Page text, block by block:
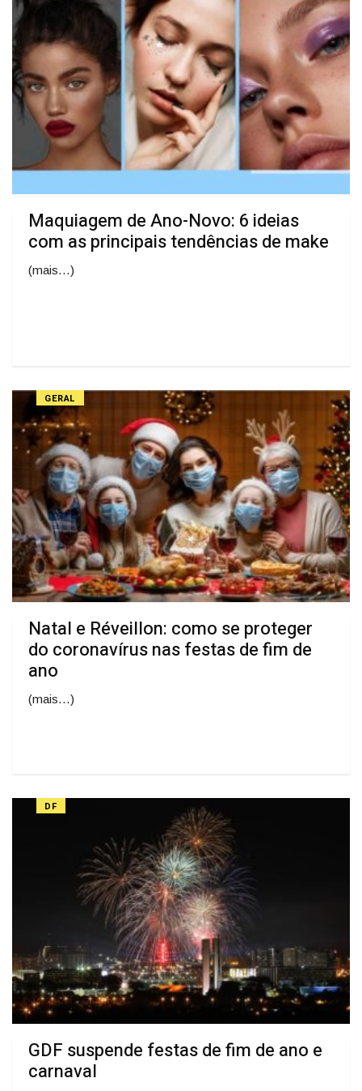
Maquiagem de Ano-Novo: 6 ideias
com as principais tendências de make
(mais…)
GERAL
Natal e Réveillon: como se proteger
do coronavírus nas festas de fim de
ano
(mais…)
DF
GDF suspende festas de fim de ano e
carnaval